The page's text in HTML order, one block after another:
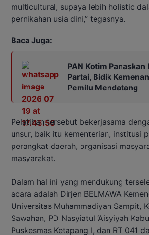
multicultural, supaya lebih holistic
pernikahan usia dini,” tegasnya.
Baca Juga:
PAN Kotim Panaskan
Partai, Bidik
Pemilu Mendatang
Pelatihan tersebut bekerjasama
unsur, baik itu kementerian, institusi
perangkat daerah, organisasi
masyarakat.
Dalam hal ini yang mendukung
acara adalah Dirjen BELMAWA
Universitas Muhammadiyah Sampit,
Sawahan, PD Nasyiatul ‘Aisyiyah
Puskesmas Ketapang I, dan RT 041